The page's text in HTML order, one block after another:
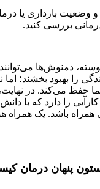
و وضعیت بارداری یا
بررسی کنید.
دمنوش‌ها می‌توانند
را بهبود بخشند؛
حفظ می‌کند. در
را دارد که با
باشد. یک همراه
پنهان درمان